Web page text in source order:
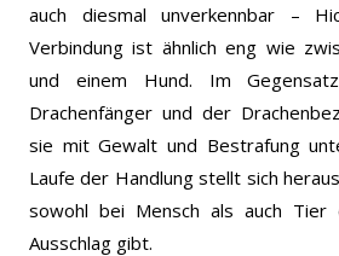
auch diesmal unverkennbar –
Verbindung ist ähnlich eng wie
und einem Hund. Im
Drachenfänger und der
sie mit Gewalt und Bestrafung
Laufe der Handlung stellt sich
sowohl bei Mensch als auch Tier
Ausschlag gibt.